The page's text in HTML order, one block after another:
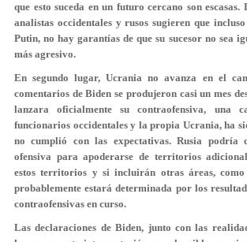
que esto suceda en un futuro cercano son escasas.
analistas occidentales y rusos sugieren que
Putin, no hay garantías de que su sucesor no sea
más agresivo.
En segundo lugar, Ucrania no avanza en el
comentarios de Biden se produjeron casi un mes
lanzara oficialmente su contraofensiva, una
funcionarios occidentales y la propia Ucrania, ha
no cumplió con las expectativas. Rusia podría
ofensiva para apoderarse de territorios
estos territorios y si incluirán otras áreas,
probablemente estará determinada por los
contraofensivas en curso.
Las declaraciones de Biden, junto con las